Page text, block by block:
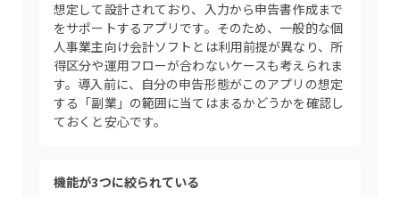
想定して設計されており、入力から申告書作成まで
をサポートするアプリです。そのため、一般的な個
人事業主向け会計ソフトとは利用前提が異なり、所
得区分や運用フローが合わないケースも考えられま
す。導入前に、自分の申告形態がこのアプリの想定
する「副業」の範囲に当てはまるかどうかを確認し
ておくと安心です。
機能が3つに絞られている